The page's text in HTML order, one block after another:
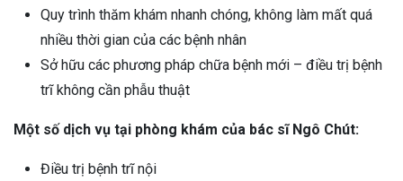
Quy trình thăm khám nhanh chóng, không làm mất quá
nhiều thời gian của các bệnh nhân
Sở hữu các phương pháp chữa bệnh mới – điều trị bệnh
trĩ không cần phẫu thuật
Một số dịch vụ tại phòng khám của bác sĩ Ngô Chút:
Điều trị bệnh trĩ nội